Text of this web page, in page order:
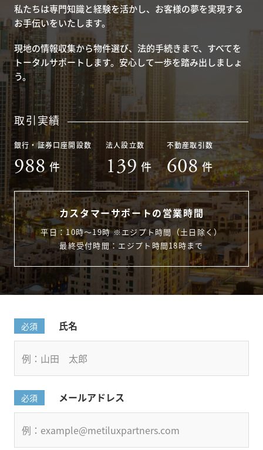
私たちは専門知識と経験を活かし、お客様の夢を実現する
お手伝いをいたします。
現地の情報収集から物件選び、法的手続きまで、すべてを
トータルサポートします。安心して一歩を踏み出しましょ
う。
取引実績
銀行・証券口座開設数
988 件
法人設立数
139 件
不動産取引数
608 件
カスタマーサポートの営業時間
平日：10時〜19時 ※エジプト時間（土日除く）
最終受付時間：エジプト時間18時まで
必須 氏名
必須 メールアドレス